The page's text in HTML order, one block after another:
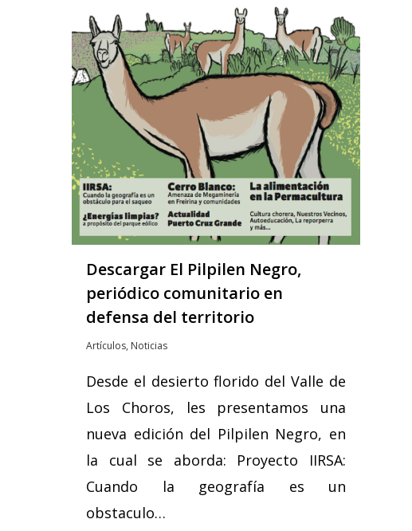
Descargar El Pilpilen Negro,
periódico comunitario en
defensa del territorio
Artículos, Noticias
Desde el desierto florido del Valle de
Los Choros, les presentamos una
nueva edición del Pilpilen Negro, en
la cual se aborda: Proyecto IIRSA:
Cuando la geografía es un
obstaculo…